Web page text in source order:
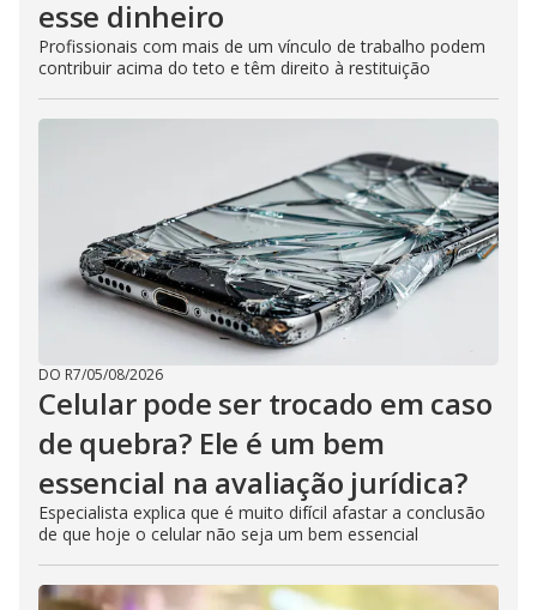
esse dinheiro
Profissionais com mais de um vínculo de trabalho podem
contribuir acima do teto e têm direito à restituição
DO R7/05/08/2026
Celular pode ser trocado em caso
de quebra? Ele é um bem
essencial na avaliação jurídica?
Especialista explica que é muito difícil afastar a conclusão
de que hoje o celular não seja um bem essencial